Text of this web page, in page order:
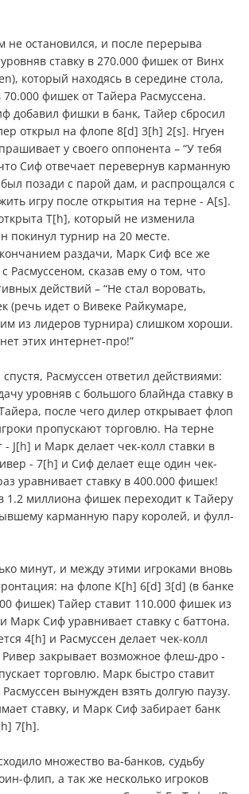
не остановился, и после перерыва
ставку в 270.000 фишек от Винх
который находясь в середине стола,
70.000 фишек от Тайера Расмуссена.
добавил фишки в банк, Тайер сбросил
открыл на флопе 8[d] 3[h] 2[s]. Нгуен
у своего оппонента – “У тебя
Сиф отвечает перевернув карманную
позади с парой дам, и распрощался с
игру после открытия на терне - А[s].
Т[h], который не изменила
покинул турнир на 20 месте.
раздачи, Марк Сиф все же
Расмуссеном, сказав ему о том, что
действий – “Не стал воровать,
(речь идет о Вивеке Райкумаре,
из лидеров турнира) слишком хороши.
этих интернет-про!”
Расмуссен ответил действиями:
уровняв с большого блайнда ставку в
после чего дилер открывает флоп
пропускают торговлю. На терне
- J[h] и Марк делает чек-колл ставки в
- 7[h] и Сиф делает еще один чек-
уравнивает ставку в 400.000 фишек!
1.2 миллиона фишек переходит к Тайеру
карманную пару королей, и фулл-
минут, и между этими игроками вновь
на флопе К[h] 6[d] 3[d] (в банке
фишек) Тайер ставит 110.000 фишек из
Марк Сиф уравнивает ставку с баттона.
4[h] и Расмуссен делает чек-колл
Ривер закрывает возможное флеш-дро -
торговлю. Марк быстро ставит
вынужден взять долгую паузу.
ставку, и Марк Сиф забирает банк
7[h].
множество ва-банков, судьбу
флип, а так же несколько игроков